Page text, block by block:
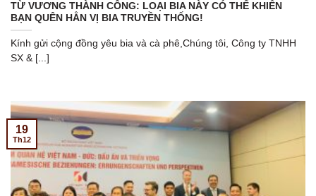
TỪ VƯƠNG THÀNH CÔNG: LOẠI BIA NÀY CÓ THỂ KHIẾN
BẠN QUÊN HẲN VỊ BIA TRUYỀN THỐNG!
Kính gửi cộng đồng yêu bia và cà phê,Chúng tôi, Công ty TNHH
SX & [...]
19
Th12